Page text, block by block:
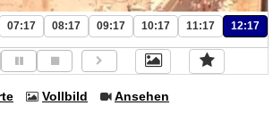
07:17 08:17 09:17 10:17 11:17 12:17
Vollbild Ansehen